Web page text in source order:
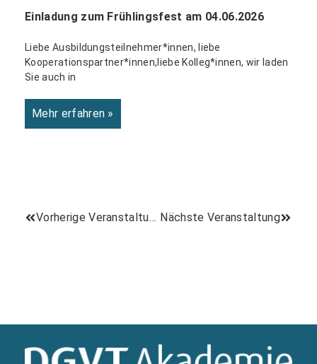
Einladung zum Frühlingsfest am 04.06.2026
Liebe Ausbildungsteilnehmer*innen, liebe
Kooperationspartner*innen,liebe Kolleg*innen, wir laden
Sie auch in
Mehr erfahren »
Vorherige Veranstaltung Nächste Veranstaltung